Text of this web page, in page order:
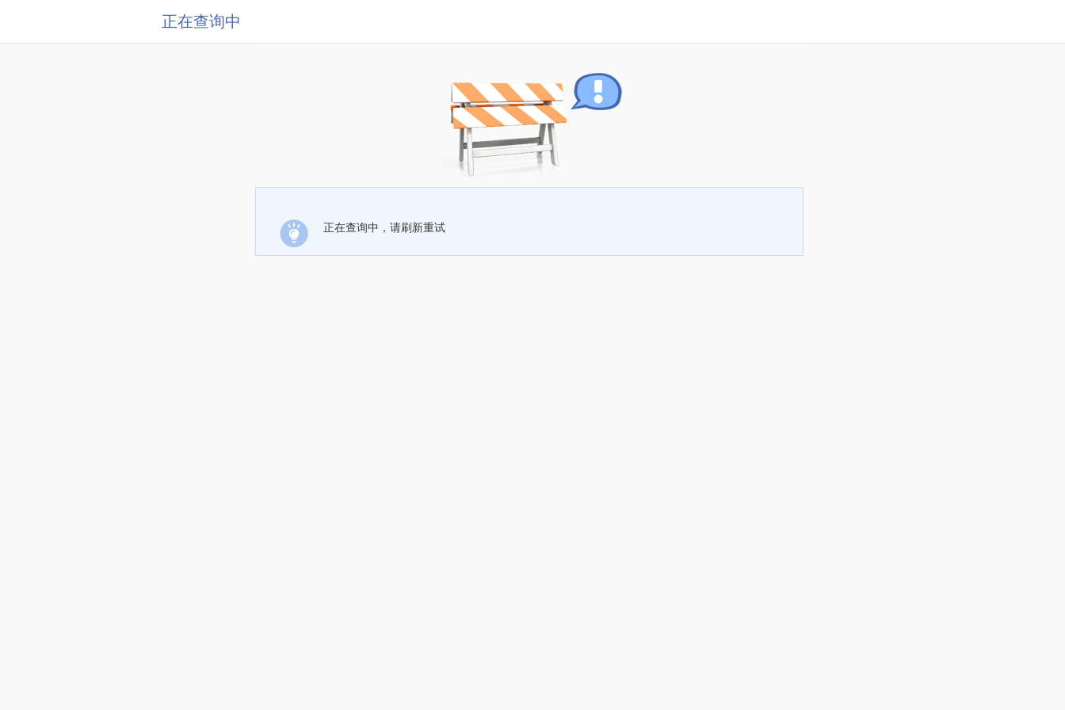
正在查询中
正在查询中，请刷新重试